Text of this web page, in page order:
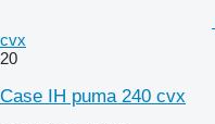
cvx
20
Case IH puma 240 cvx